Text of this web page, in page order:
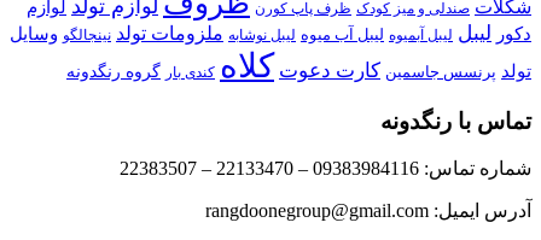
شکلات صندلی و میز کودک ظرف پاپ کورن لوازم تولد لوازم
دکور لیبل لیبل آبمیوه لیبل آب میوه لیبل نوشابه ملزومات تولد نینجالگو وسایل
تولد پرنسس جاسمین کارت دعوت کلاه کندی بار گروه رنگدونه
تماس با رنگدونه
شماره تماس: 09383984116 – 22133470 – 22383507
آدرس ایمیل: rangdoonegroup@gmail.com